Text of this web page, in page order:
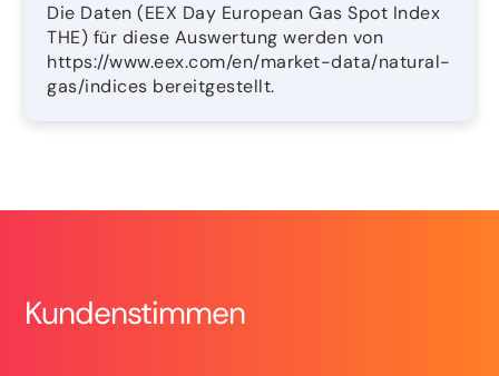
Die Daten (EEX Day European Gas Spot Index
THE) für diese Auswertung werden von
https://www.eex.com/en/market-data/natural-
gas/indices bereitgestellt.
Kundenstimmen